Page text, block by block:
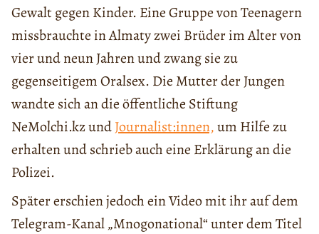
Gewalt gegen Kinder. Eine Gruppe von Teenagern
missbrauchte in Almaty zwei Brüder im Alter von
vier und neun Jahren und zwang sie zu
gegenseitigem Oralsex. Die Mutter der Jungen
wandte sich an die öffentliche Stiftung
NeMolchi.kz undJournalist:innen,um Hilfe zu
erhalten und schrieb auch eine Erklärung an die
Polizei.
Später erschien jedoch ein Video mit ihr auf dem
Telegram-Kanal „Mnogonational“ unter dem Titel